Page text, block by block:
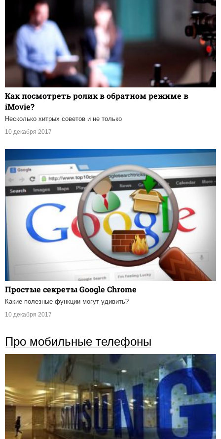
Как посмотреть ролик в обратном режиме в
iMovie?
Несколько хитрых советов и не только
10 декабря 2017
Простые секреты Google Chrome
Какие полезные функции могут удивить?
10 декабря 2017
Про мобильные телефоны